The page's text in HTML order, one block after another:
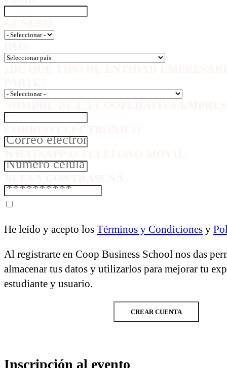
He leído y acepto los Términos y Condiciones y
Al registrarte en Coop Business School nos das
almacenar tus datos y utilizarlos para mejorar tu
estudiante y usuario.
CREAR CUENTA
Inscripción al evento